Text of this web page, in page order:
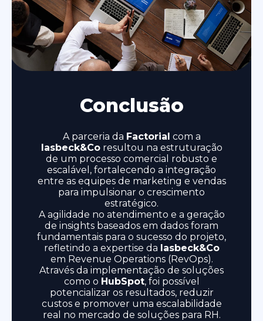
Conclusão
A parceria da Factorial com a
lasbeck&Coresultou na estruturação
de um processo comercial robusto e
escalável, fortalecendo a integração
entre as equipes de marketing e vendas
para impulsionar o crescimento
estratégico.
A agilidade no atendimento e a geração
de insights baseados em dados foram
fundamentais para o sucesso do projeto,
refletindo a expertise da lasbeck&Co
em Revenue Operations (RevOps).
Através da implementação de soluções
como o HubSpot, foi possível
potencializar os resultados, reduzir
custos e promover uma escalabilidade
real no mercado de soluções para RH.